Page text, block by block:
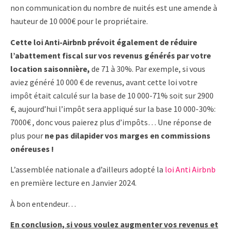
non communication du nombre de nuités est une amende à
hauteur de 10 000€ pour le propriétaire.
Cette loi Anti-Airbnb prévoit également de réduire
l’abattement fiscal sur vos revenus générés par votre
location saisonnière, de 71 à 30%. Par exemple, si vous
aviez généré 10 000 € de revenus, avant cette loi votre
impôt était calculé sur la base de 10 000-71% soit sur 2900
€, aujourd’hui l’impôt sera appliqué sur la base 10 000-30%:
7000€ , donc vous paierez plus d’impôts… Une réponse de
plus pour ne pas dilapider vos marges en commissions
onéreuses !
L’assemblée nationale a d’ailleurs adopté la loi Anti Airbnb
en première lecture en Janvier 2024.
À bon entendeur…
En conclusion, si vous voulez augmenter vos revenus et